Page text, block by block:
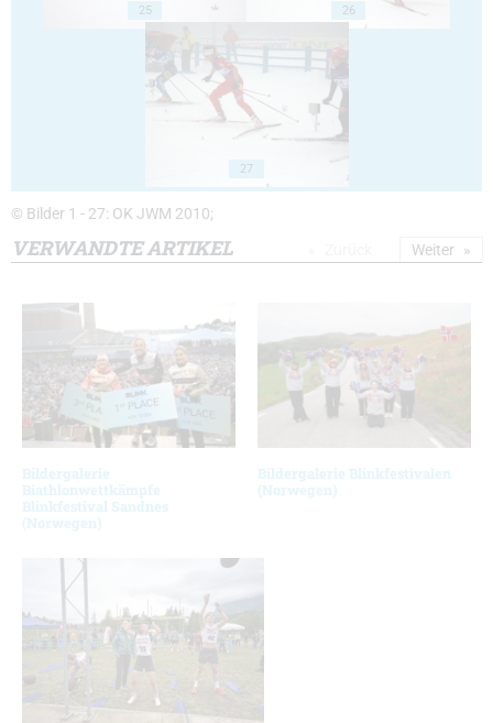
25 26
27
© Bilder 1 - 27: OK JWM 2010;
VERWANDTE ARTIKEL
Bildergalerie
Biathlonwettkämpfe
Blinkfestival Sandnes
(Norwegen)
Bildergalerie Blinkfestivalen
(Norwegen)
Weiter